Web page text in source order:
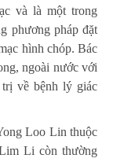
và là một trong
phương pháp đặt
hình chóp. Bác
ngoài nước với
về bệnh lý giác
Loo Lin thuộc
Li còn thường